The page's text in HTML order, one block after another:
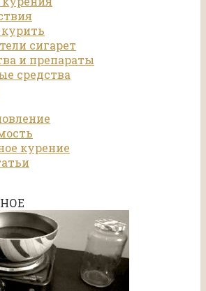
сигарет
и препараты
средства
курение